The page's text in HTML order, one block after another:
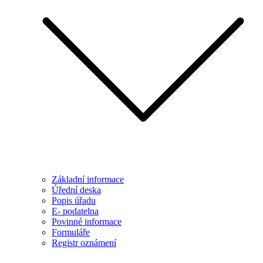
Základní informace
Úřední deska
Popis úřadu
E- podatelna
Povinné informace
Formuláře
Registr oznámení